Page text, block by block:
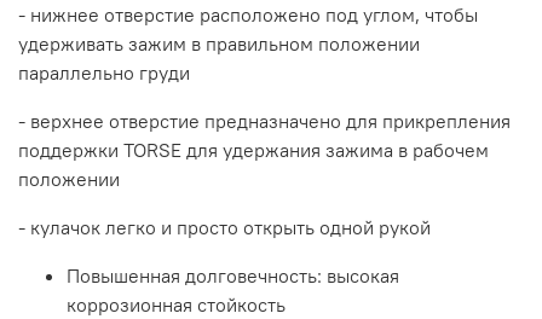
- нижнее отверстие расположено под углом, чтобы
удерживать зажим в правильном положении
параллельно груди
- верхнее отверстие предназначено для прикрепления
поддержки TORSE для удержания зажима в рабочем
положении
- кулачок легко и просто открыть одной рукой
Повышенная долговечность: высокая
коррозионная стойкость